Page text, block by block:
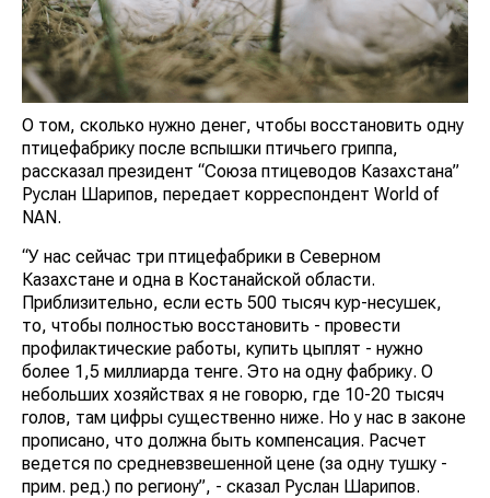
О том, сколько нужно денег, чтобы восстановить одну
птицефабрику после вспышки птичьего гриппа,
рассказал президент “Союза птицеводов Казахстана”
Руслан Шарипов, передает корреспондент World of
NAN.
“У нас сейчас три птицефабрики в Северном
Казахстане и одна в Костанайской области.
Приблизительно, если есть 500 тысяч кур-несушек,
то, чтобы полностью восстановить - провести
профилактические работы, купить цыплят - нужно
более 1,5 миллиарда тенге. Это на одну фабрику. О
небольших хозяйствах я не говорю, где 10-20 тысяч
голов, там цифры существенно ниже. Но у нас в законе
прописано, что должна быть компенсация. Расчет
ведется по средневзвешенной цене (за одну тушку -
прим. ред.) по региону”, - сказал Руслан Шарипов.